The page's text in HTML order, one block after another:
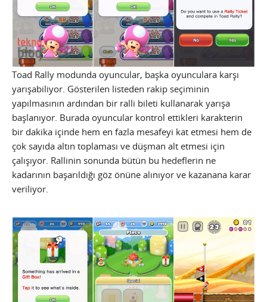
Toad Rally modunda oyuncular, başka oyunculara karşı
yarışabiliyor. Gösterilen listeden rakip seçiminin
yapılmasının ardından bir ralli bileti kullanarak yarışa
başlanıyor. Burada oyuncular kontrol ettikleri karakterin
bir dakika içinde hem en fazla mesafeyi kat etmesi hem de
çok sayıda altın toplaması ve düşman alt etmesi için
çalışıyor. Rallinin sonunda bütün bu hedeflerin ne
kadarının başarıldığı göz önüne alınıyor ve kazanana karar
veriliyor.